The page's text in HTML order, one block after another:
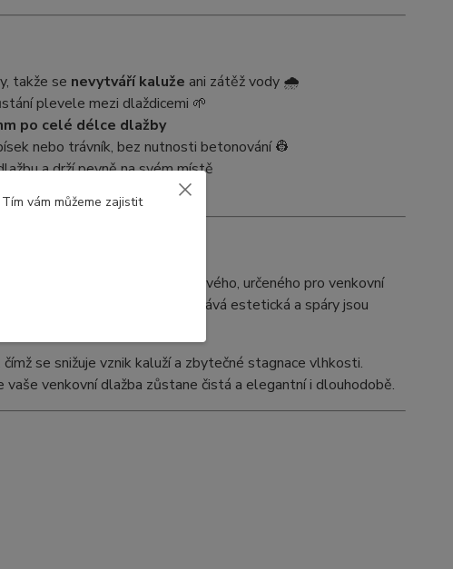
takže se nevytváří kaluže ani zátěž vody 🌧️
plevele mezi dlaždicemi 🌱
po celé délce dlažby
nebo trávník, bez nutnosti betonování 👷
a drží pevně na svém místě
plastu
, stabilního a trvanlivého, určeného pro venkovní
, díky čemuž dlažba zůstává estetická a spáry jsou
čímž se snižuje vznik kaluží a zbytečné stagnace vlhkosti.
vaše venkovní dlažba zůstane čistá a elegantní i dlouhodobě.
vám můžeme zajistit